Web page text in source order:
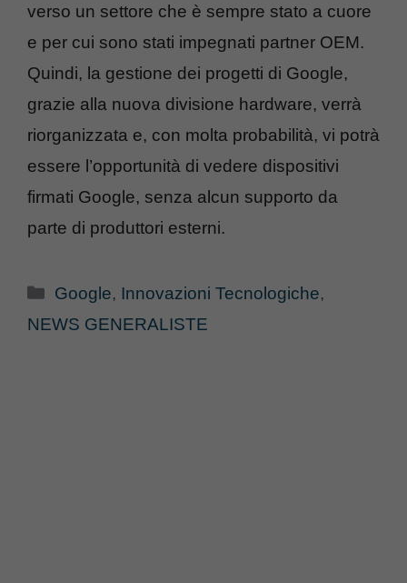
verso un settore che è sempre stato a cuore
e per cui sono stati impegnati partner OEM.
Quindi, la gestione dei progetti di Google,
grazie alla nuova divisione hardware, verrà
riorganizzata e, con molta probabilità, vi potrà
essere l’opportunità di vedere dispositivi
firmati Google, senza alcun supporto da
parte di produttori esterni.
Categorie
Google, Innovazioni Tecnologiche,
NEWS GENERALISTE